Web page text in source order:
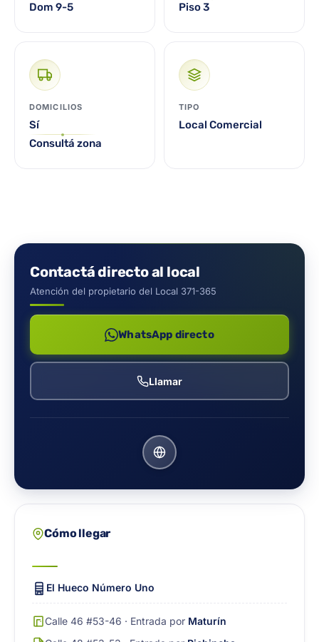
Dom 9-5
Piso 3
DOMICILIOS
Sí
Consultá zona
TIPO
Local Comercial
Contactá directo al local
Atención del propietario del Local 371-365
WhatsApp directo
Llamar
Cómo llegar
El Hueco Número Uno
Calle 46 #53-46 · Entrada por Maturín